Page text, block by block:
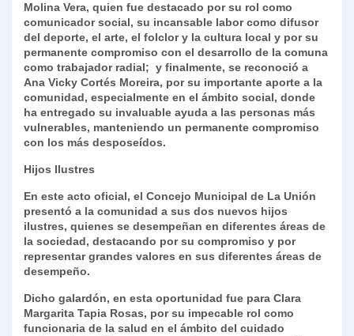
Molina Vera, quien fue destacado por su rol como
comunicador social, su incansable labor como difusor
del deporte, el arte, el folclor y la cultura local y por su
permanente compromiso con el desarrollo de la comuna
como trabajador radial; y finalmente, se reconoció a
Ana Vicky Cortés Moreira, por su importante aporte a la
comunidad, especialmente en el ámbito social, donde
ha entregado su invaluable ayuda a las personas más
vulnerables, manteniendo un permanente compromiso
con los más desposeídos.
Hijos Ilustres
En este acto oficial, el Concejo Municipal de La Unión
presentó a la comunidad a sus dos nuevos hijos
ilustres, quienes se desempeñan en diferentes áreas de
la sociedad, destacando por su compromiso y por
representar grandes valores en sus diferentes áreas de
desempeño.
Dicho galardón, en esta oportunidad fue para Clara
Margarita Tapia Rosas, por su impecable rol como
funcionaria de la salud en el ámbito del cuidado